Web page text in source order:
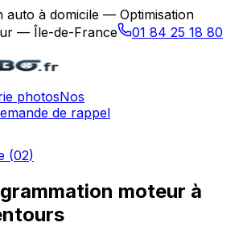
auto à domicile — Optimisation
— Île-de-France
01 84 25 18 80
photosNos
de rappel
(02)
moteur à